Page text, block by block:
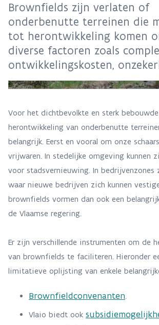
Brownfields zijn verlaten of
onderbenutte terreinen die
tot herontwikkeling komen
diverse factoren zoals
ontwikkelingskosten,
Voor het dichtbevolkte en sterk
herontwikkeling van onderbenutte
belangrijk. Eerst en vooral om onze
vrijwaren. In stedelijke omgeving kunnen
voor stadsvernieuwing. In
waar nieuwe bedrijven zich kunnen
brownfields vormen dan ook een
de Vlaamse regering.
Er zijn verschillende instrumenten om de
van brownfields te faciliteren. Hieronder
limitatieve oplijsting van enkele
Brownfieldconvenanten.
Vlaio biedt ook